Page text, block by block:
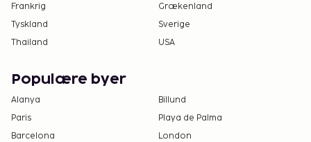
på dette overnatningssted. Kontakt
overnatningsstedet via kontaktoplysningerne i
reservationsbekræftelsen for flere oplysninger.
værelserne.
Frankrig
Grækenland
Tyskland
Sverige
Thailand
USA
Populære byer
Alanya
Billund
Paris
Playa de Palma
Barcelona
London